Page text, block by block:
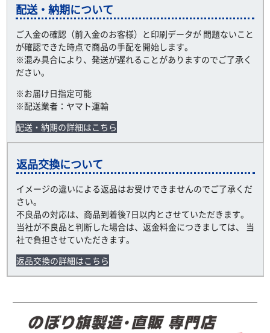
配送・納期について
ご入金の確認（前入金のお客様）と印刷データが 問題ないこと
が確認できた時点で商品の手配を開始します。
※混み具合により、発送が遅れることがありますのでご了承く
ださい。
※お届け日指定可能
※配送業者：ヤマト運輸
配送・納期の詳細はこちら
返品交換について
イメージの違いによる返品はお受けできませんのでご了承くだ
さい。
不良品の対応は、商品到着後7日以内とさせていただきます。
当社が不良品と判断した場合は、返金料金につきましては、 当
社で負担させていただきます。
返品交換の詳細はこちら